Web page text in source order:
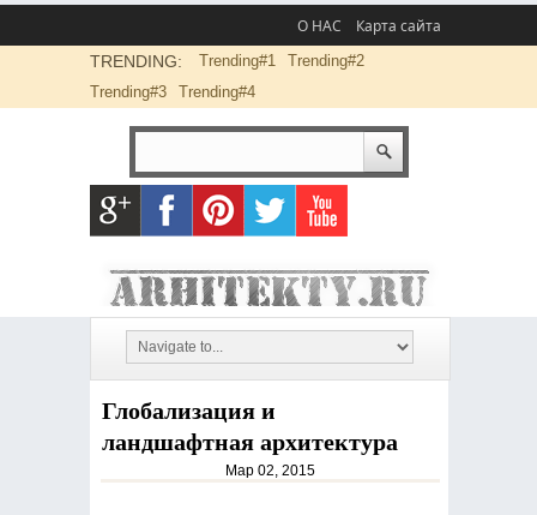
О НАС Карта сайта
TRENDING: Trending#1
Trending#2
Trending#3
Trending#4
Глобализация и
ландшафтная архитектура
Мар 02, 2015